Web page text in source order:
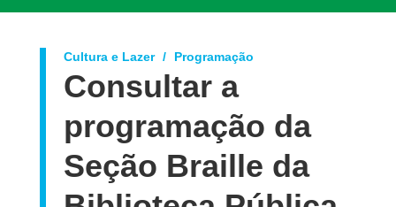
Cultura e Lazer Programação
Consultar a
programação da
Seção Braille da